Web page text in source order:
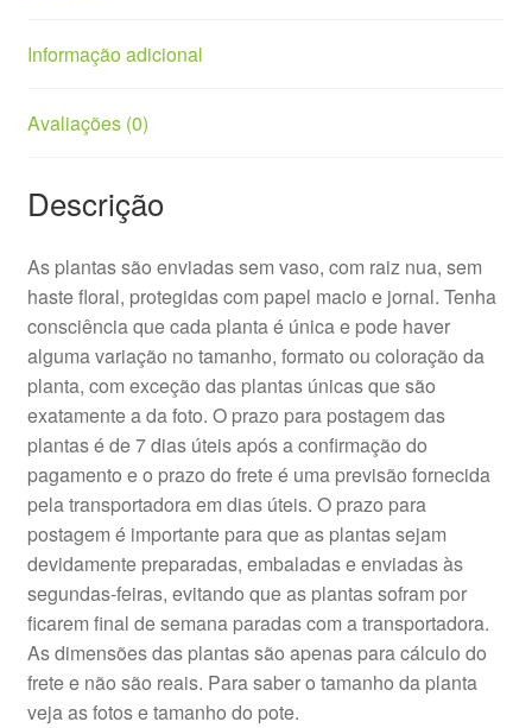
Informação adicional
Avaliações (0)
Descrição
As plantas são enviadas sem vaso, com raiz nua, sem
haste floral, protegidas com papel macio e jornal. Tenha
consciência que cada planta é única e pode haver
alguma variação no tamanho, formato ou coloração da
planta, com exceção das plantas únicas que são
exatamente a da foto. O prazo para postagem das
plantas é de 7 dias úteis após a confirmação do
pagamento e o prazo do frete é uma previsão fornecida
pela transportadora em dias úteis. O prazo para
postagem é importante para que as plantas sejam
devidamente preparadas, embaladas e enviadas às
segundas-feiras, evitando que as plantas sofram por
ficarem final de semana paradas com a transportadora.
As dimensões das plantas são apenas para cálculo do
frete e não são reais. Para saber o tamanho da planta
veja as fotos e tamanho do pote.